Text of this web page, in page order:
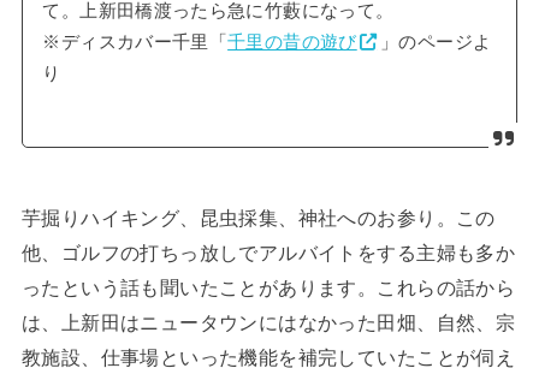
て。上新田橋渡ったら急に竹藪になって。
※ディスカバー千里「千里の昔の遊び
」のページよ
り
芋掘りハイキング、昆虫採集、神社へのお参り。この
他、ゴルフの打ちっ放しでアルバイトをする主婦も多か
ったという話も聞いたことがあります。これらの話から
は、上新田はニュータウンにはなかった田畑、自然、宗
教施設、仕事場といった機能を補完していたことが伺え